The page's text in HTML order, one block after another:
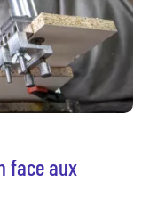
face aux